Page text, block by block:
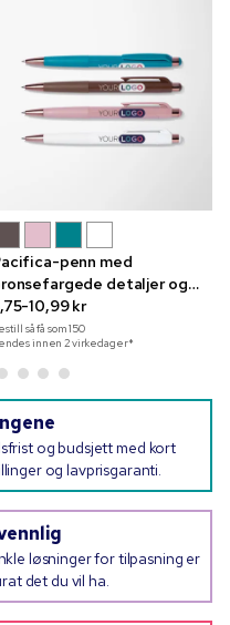
penn med
detaljer og
10,99 kr
så få som150
innen 2 virkedager*
og budsjett med kort
og lavprisgaranti.
løsninger for tilpasning er
det du vil ha.